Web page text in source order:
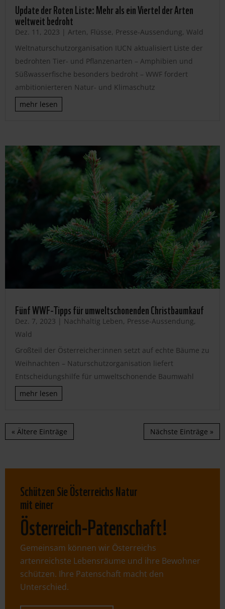
Update der Roten Liste: Mehr als ein Viertel der Arten
weltweit bedroht
Dez. 11, 2023 | Arten, Flüsse, Presse-Aussendung, Wald
Weltnaturschutzorganisation IUCN aktualisiert Liste der
bedrohten Tier- und Pflanzenarten – Amphibien und
Süßwasserfische besonders bedroht – WWF fordert
ambitionierteren Natur- und Klimaschutz
mehr lesen
Fünf WWF-Tipps für umweltschonenden Christbaumkauf
Dez. 7, 2023 | Nachhaltig Leben, Presse-Aussendung,
Wald
Großteil der Österreicher:innen setzt auf echte Bäume zu
Weihnachten – Naturschutzorganisation liefert
Entscheidungshilfe für umweltschonende Baumwahl
mehr lesen
« Ältere Einträge Nächste Einträge »
​Schützen Sie Österreichs Natur
mit einer
Österreich-Patenschaft!
Gemeinsam können wir Österreichs
artenreichste Lebensräume und ihre Bewohner
schützen. Ihre Patenschaft macht den
Unterschied.